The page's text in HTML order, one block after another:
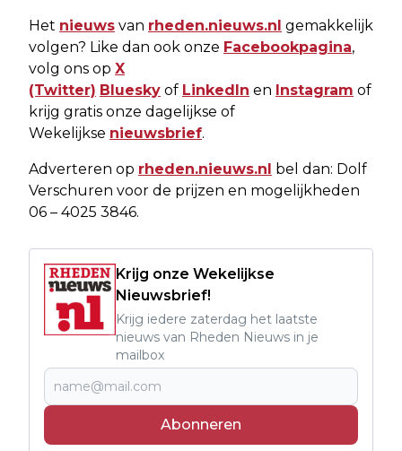
Het nieuws van rheden.nieuws.nl gemakkelijk
volgen? Like dan ook onze Facebookpagina,
volg ons op X
(Twitter) Bluesky of LinkedIn en Instagram of
krijg gratis onze dagelijkse of
Wekelijkse nieuwsbrief.
Adverteren op rheden.nieuws.nl bel dan: Dolf
Verschuren voor de prijzen en mogelijkheden
06 – 4025 3846.
Krijg onze Wekelijkse
Nieuwsbrief!
Krijg iedere zaterdag het laatste
nieuws van Rheden Nieuws in je
mailbox
Abonneren